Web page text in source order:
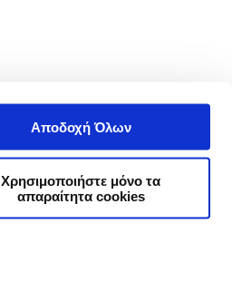
Αποδοχή Όλων
Χρησιμοποιήστε μόνο τα
απαραίτητα cookies